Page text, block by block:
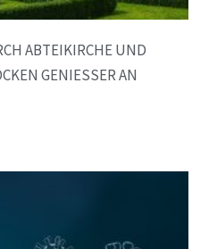
ABTEIKIRCHE UND
GENIESSER AN